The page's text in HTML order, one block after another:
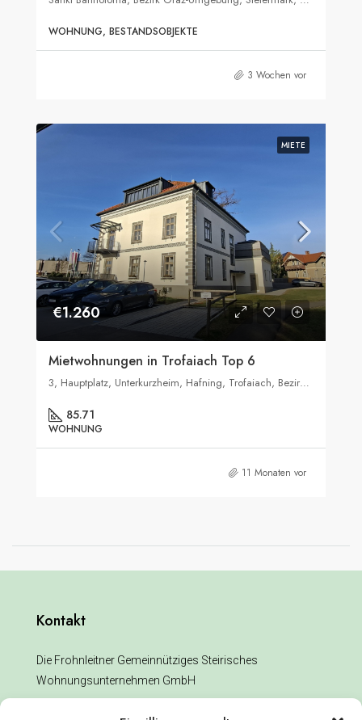
WOHNUNG, BESTANDSOBJEKTE
3 Wochen vor
MIETE
€1.260
Mietwohnungen in Trofaiach Top 6
3, Hauptplatz, Unterkurzheim, Hafning, Trofaiach, Bezirk Leoben, Steiermark, 8793, Österreich
85.71
WOHNUNG
11 Monaten vor
Kontakt
Die Frohnleitner Gemeinnütziges Steirisches
Wohnungsunternehmen GmbH
Mayr-Melnhof Straße 10 8130 Frohnleiten, Österreich